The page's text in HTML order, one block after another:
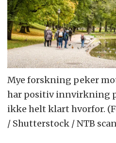
Mye forskning peker
har positiv innvirkning
ikke helt klart hvorfor.
/ Shutterstock / NTB